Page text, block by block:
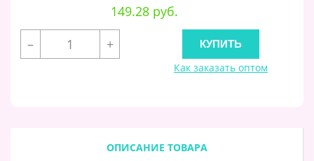
149.28 руб.
–
+
Как заказать оптом
ОПИСАНИЕ ТОВАРА